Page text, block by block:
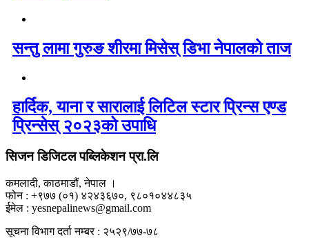
सन्तु लामा गुरुङ शीरमा मिसेस् डिभा नेपालको ताज
हार्दिक, याना र सारालाई लिटिल स्टार प्रिन्स एण्ड
प्रिन्सेस् २०२३को उपाधि
सिजन डिजिटल पब्लिकेशन प्रा.लि
कमलादी, काठमाडौं, नेपाल ।
फोन : +९७७ (०१) ४२४३६७०, ९८०१०४४८३५
ईमेल : yesnepalinews@gmail.com
सूचना विभाग दर्ता नम्बर : २५२९/७७-७८